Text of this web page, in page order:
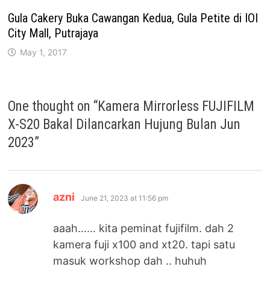
Gula Cakery Buka Cawangan Kedua, Gula Petite di IOI
City Mall, Putrajaya
May 1, 2017
One thought on “Kamera Mirrorless FUJIFILM
X-S20 Bakal Dilancarkan Hujung Bulan Jun
2023”
azni says:
June 21, 2023 at 11:56 pm
aaah…… kita peminat fujifilm. dah 2
kamera fuji x100 and xt20. tapi satu
masuk workshop dah .. huhuh